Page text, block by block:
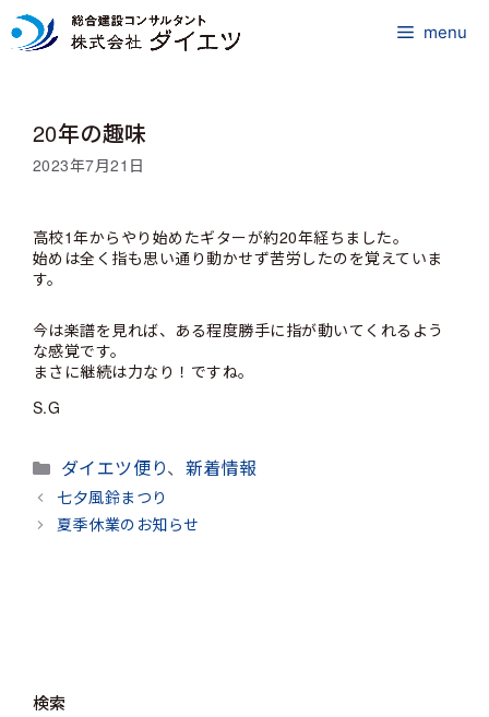
コ
ン
menu
20年の趣味
2023年7月21日
高校1年からやり始めたギターが約20年経ちました。
始めは全く指も思い通り動かせず苦労したのを覚えていま
す。
今は楽譜を見れば、ある程度勝手に指が動いてくれるよう
な感覚です。
まさに継続は力なり！ですね。
S.G
カ
テ
ゴ
ダイエツ便り、 新着情報
七夕風鈴まつり
夏季休業のお知らせ
検索